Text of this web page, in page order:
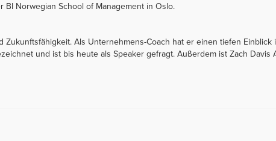
Norwegian School of Management in Oslo.
Als Unternehmens-Coach hat er einen tiefen
und ist bis heute als Speaker gefragt. Außerdem ist Zach Davis